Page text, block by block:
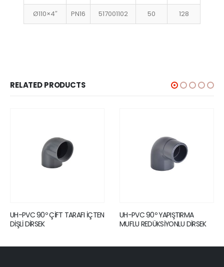
Ø110×4″ PN16 517001102 50 128
RELATED PRODUCTS
İÇTEN
UH-PVC 90º YAPIŞTIRMA
MUFLU REDÜKSİYONLU DİRSEK
UH-PVC 90º
MUFLU